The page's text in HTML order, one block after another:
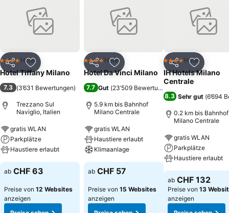
Teilen Zu Favoriten hinzufügen
4 SterneHotel
Hotel Tiffany Milano
7.3 (3’631 Bewertungen)
Trezzano Sul
Naviglio, Italien
gratis WLAN
Parkplätze
Haustiere erlaubt
ab CHF 63
Preise von 12 Websites
anzeigen
Teilen Zu Favoriten hinzufügen
4 SterneHotel
Hotel Da Vinci Milano
7.7 Gut (23’509 Bewertungen
5.9 km bis Bahnhof
Milano Centrale
gratis WLAN
Haustiere erlaubt
Klimaanlage
ab CHF 57
Preise von 15 Websites
anzeigen
Teilen Zu
4 SterneHotel
IH Hotels Milano
Centrale
8.3 Sehr gut (6’694
0.2 km bis Bahnhof
Milano Centrale
gratis WLAN
Parkplätze
Haustiere erlaubt
ab CHF 132
Preise von 13
anzeigen